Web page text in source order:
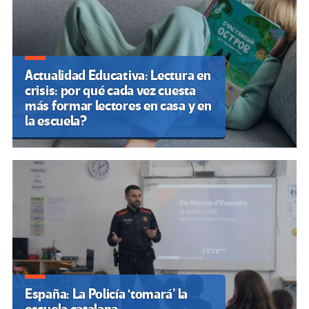
Actualidad Educativa: Lectura en
crisis: por qué cada vez cuesta
más formar lectores en casa y en
la escuela?
España: La Policía ‘tomará’ la
Unicef alerta sobre el impacto